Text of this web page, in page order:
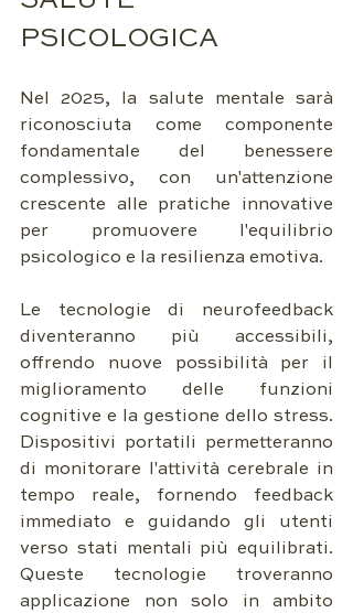
PSICOLOGICA
Nel 2025, la salute mentale sarà
riconosciuta come componente
fondamentale del benessere
complessivo, con un'attenzione
crescente alle pratiche innovative
per promuovere l'equilibrio
psicologico e la resilienza emotiva.
Le tecnologie di neurofeedback
diventeranno più accessibili,
offrendo nuove possibilità per il
miglioramento delle funzioni
cognitive e la gestione dello stress.
Dispositivi portatili permetteranno
di monitorare l'attività cerebrale in
tempo reale, fornendo feedback
immediato e guidando gli utenti
verso stati mentali più equilibrati.
Queste tecnologie troveranno
applicazione non solo in ambito